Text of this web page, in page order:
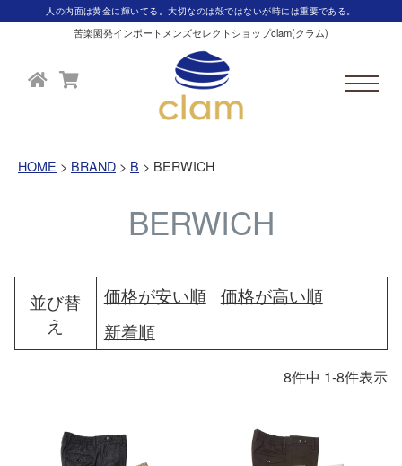
人の内面は黄金に輝いてる。大切なのは殻ではないが時には重要である。
苦楽園発インポートメンズセレクトショップclam(クラム)
HOME BRAND B BERWICH
BERWICH
並び替
え
価格が安い順
価格が高い順
新着順
8件中 1-8件表示